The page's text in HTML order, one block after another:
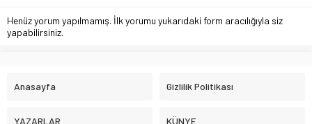
Henüz yorum yapılmamış. İlk yorumu yukarıdaki form aracılığıyla siz
yapabilirsiniz.
Anasayfa Gizlilik Politikası
YAZARLAR KÜNYE